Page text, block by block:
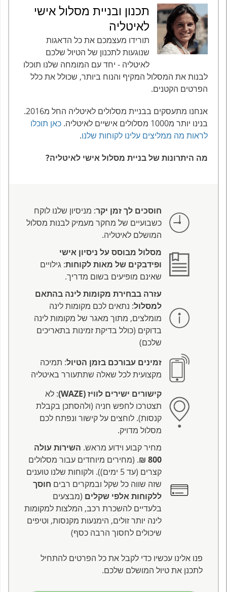
תכנון ובניית מסלול אישי
לאיטליה
תורידו מעצמכם את כל הדאגות
שנוגעות לתכנון של הטיול שלכם
לאיטליה - יחד עם המומחה שלנו תוכלו
לבנות את המסלול המקיף והנוח ביותר, שכולל את כלל
הפרטים הקטנים.
אנחנו מתעסקים בבניית מסלולים לאיטליה החל מ2016.
בנינו יותר מ1000 מסלולים אישיים לאיטליה.
כאן תוכלו
לראות מה ממליצים עלינו לקוחות שלנו.
מה היתרונות של בניית מסלול אישי לאיטליה?
חוסכים לך זמן יקר: מניסיון שלנו לוקח
כשבועיים של מחקר מעמיק לבנות מסלול
המושלם לאיטליה.
מסלול מבוסס על ניסיון אישי
ופידבקים של מאות לקוחות: גילויים
שאינם מופיעים בשום מדריך.
עזרה בבחירת מקומות לינה בהתאם
למסלול: נתאים לכם מקומות לינה
מומלצים, מתוך מאגר של מקומות לינה
בדוקים (כולל בדיקת זמינות בתאריכים
שלכם)
זמינים עבורכם בזמן הטיול: תמיכה
מקצועית לכל שאלה שתתעורר באיטליה
קישורים ישירים לוויז (WAZE)
: לא
תצטרכו לחפש חניה (ולהסתכן בקבלת
קנסות). לוחצים על קישור ונפתח לכם
מסלול מדויק.
מחיר קבוע וידוע מראש. השירות עולה
800 ₪
. (מחירים מיוחדים עבור מסלולים
קצרים (עד 5 ימים)). ולקוחות שלנו טוענים
שזה שווה כל שקל ובמקרים רבים חוסך
ללקוחות אלפי שקלים (מבצעים
בלעדיים להשכרת רכב, המלצות למקומות
לינה יותר זולים, הימנעות מקנסות, וטיפים
שיכולים לחסוך הרבה כסף)
פנו אלינו עכשיו כדי לקבל את כל הפרטים להתחיל
לתכנן את טיול המושלם שלכם.